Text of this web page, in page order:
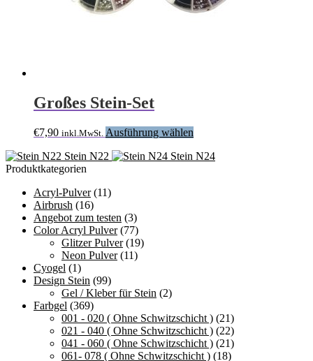
Großes Stein-Set
€7,90 inkl.MwSt. Ausführung wählen
weist
Stein N22
Stein N24
Produktkategorien
Acryl-Pulver (11)
Airbrush (16)
Angebot zum testen (3)
Color Acryl Pulver (77)
Glitzer Pulver (19)
Neon Pulver (11)
Cyogel (1)
Design Stein (99)
Gel / Kleber für Stein (2)
Farbgel (369)
001 - 020 ( Ohne Schwitzschicht ) (21)
021 - 040 ( Ohne Schwitzschicht ) (22)
041 - 060 ( Ohne Schwitzschicht ) (21)
061- 078 ( Ohne Schwitzschicht ) (18)